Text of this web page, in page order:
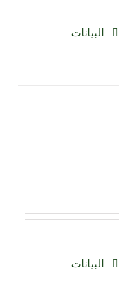
البيانات
البيانات